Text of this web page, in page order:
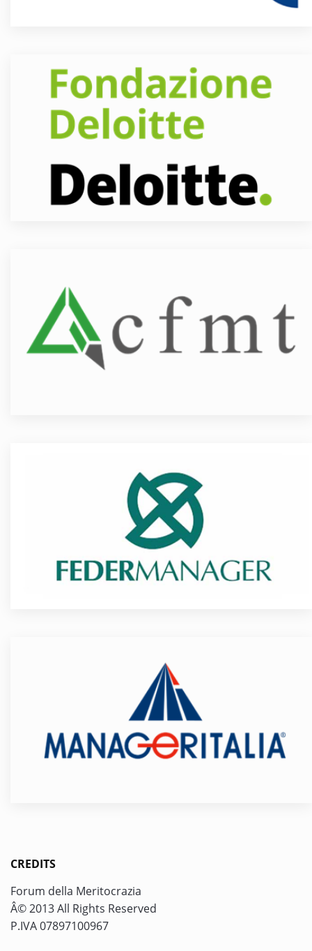
CREDITS
Forum della Meritocrazia
Â© 2013 All Rights Reserved
P.IVA 07897100967